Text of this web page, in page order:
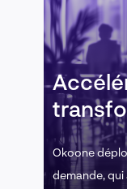
Okoone
demande, qui